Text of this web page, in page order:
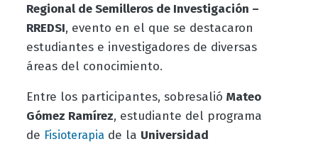
Regional de Semilleros de Investigación –
RREDSI, evento en el que se destacaron
estudiantes e investigadores de diversas
áreas del conocimiento.
Entre los participantes, sobresalió Mateo
Gómez Ramírez, estudiante del programa
de Fisioterapiade la Universidad